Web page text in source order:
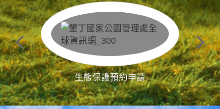
生態保護預約申請